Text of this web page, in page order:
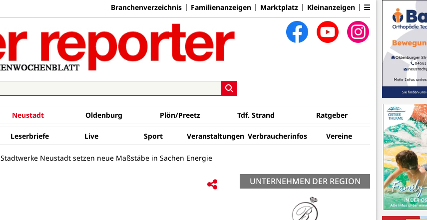
Branchenverzeichnis Familienanzeigen Marktplatz Kleinanzeigen
Neustadt Oldenburg Plön/Preetz Tdf. Strand Ratgeber
Leserbriefe Live Sport Veranstaltungen Verbraucherinfos Vereine
Stadtwerke Neustadt setzen neue Maßstäbe in Sachen Energie
UNTERNEHMEN DER REGION